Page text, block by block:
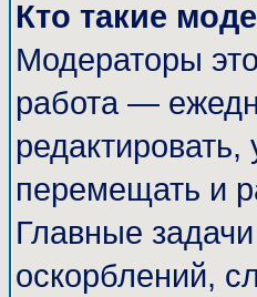
Кто такие
Модераторы
работа —
перемещать и
Главные
оскорблений,